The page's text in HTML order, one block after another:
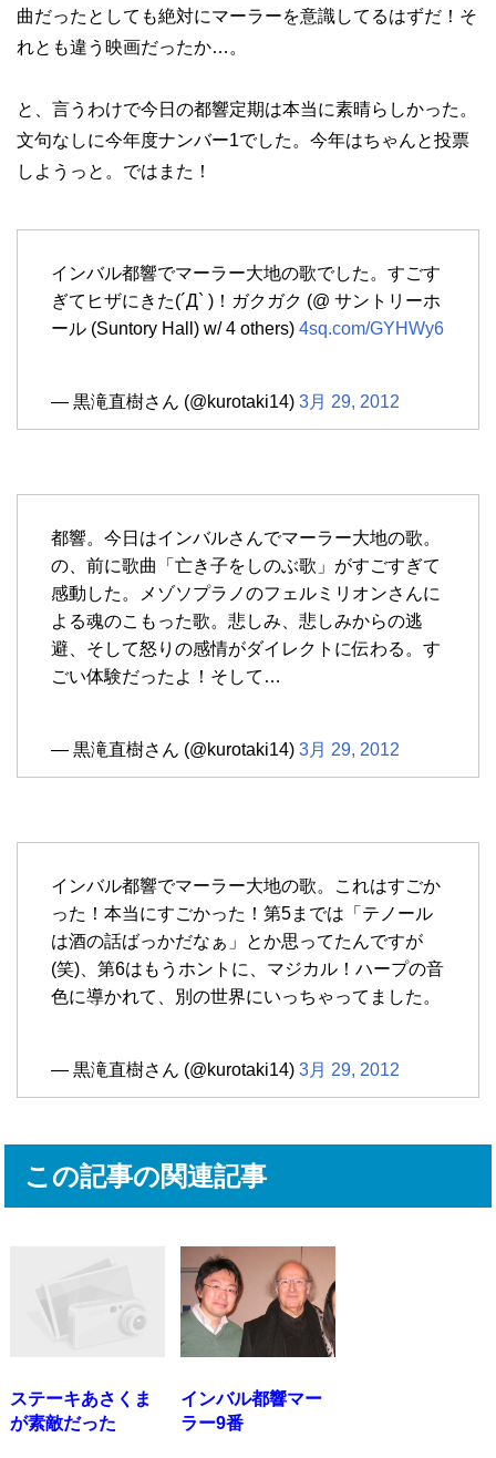
曲だったとしても絶対にマーラーを意識してるはずだ！そ
れとも違う映画だったか…。
と、言うわけで今日の都響定期は本当に素晴らしかった。
文句なしに今年度ナンバー1でした。今年はちゃんと投票
しようっと。ではまた！
インバル都響でマーラー大地の歌でした。すごす
ぎてヒザにきた(´Д` )！ガクガク (@ サントリーホ
ール (Suntory Hall) w/ 4 others) 4sq.com/GYHWy6
— 黒滝直樹さん (@kurotaki14) 3月 29, 2012
都響。今日はインバルさんでマーラー大地の歌。
の、前に歌曲「亡き子をしのぶ歌」がすごすぎて
感動した。メゾソプラノのフェルミリオンさんに
よる魂のこもった歌。悲しみ、悲しみからの逃
避、そして怒りの感情がダイレクトに伝わる。す
ごい体験だったよ！そして…
— 黒滝直樹さん (@kurotaki14) 3月 29, 2012
インバル都響でマーラー大地の歌。これはすごか
った！本当にすごかった！第5までは「テノール
は酒の話ばっかだなぁ」とか思ってたんですが
(笑)、第6はもうホントに、マジカル！ハープの音
色に導かれて、別の世界にいっちゃってました。
— 黒滝直樹さん (@kurotaki14) 3月 29, 2012
この記事の関連記事
ステーキあさくま
が素敵だった
インバル都響マー
ラー9番